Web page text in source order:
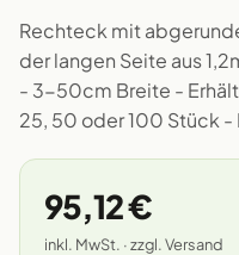
Rechteck mit
der langen Seite aus
- 3-50cm Breite -
25, 50 oder 100 Stück -
95,12 €
inkl. MwSt. · zzgl. Versand